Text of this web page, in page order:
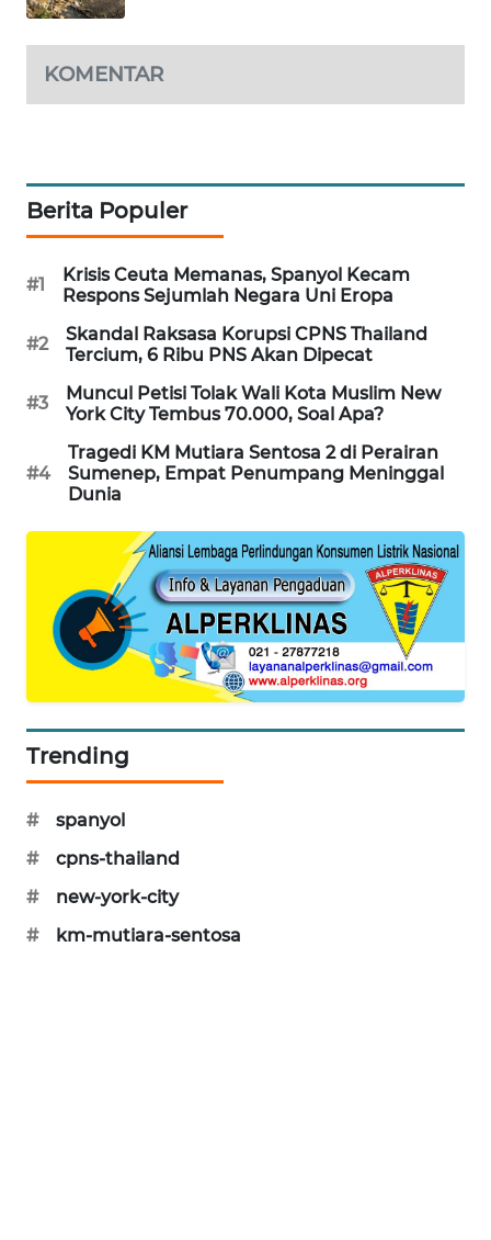
KOMENTAR
Berita Populer
#1
Krisis Ceuta Memanas, Spanyol Kecam
Respons Sejumlah Negara Uni Eropa
#2
Skandal Raksasa Korupsi CPNS Thailand
Tercium, 6 Ribu PNS Akan Dipecat
#3
Muncul Petisi Tolak Wali Kota Muslim New
York City Tembus 70.000, Soal Apa?
#4
Tragedi KM Mutiara Sentosa 2 di Perairan
Sumenep, Empat Penumpang Meninggal
Dunia
Trending
#
spanyol
#
cpns-thailand
#
new-york-city
#
km-mutiara-sentosa
WAHANA
HEALTH
WAHANA
DESA
WISATA
LAPAK
WAHANA
Wahana
Network
MASYARAKAT
KELISTRIKAN
WALINKI
ID
MAWAKA
MARTABAT
NET
PLN